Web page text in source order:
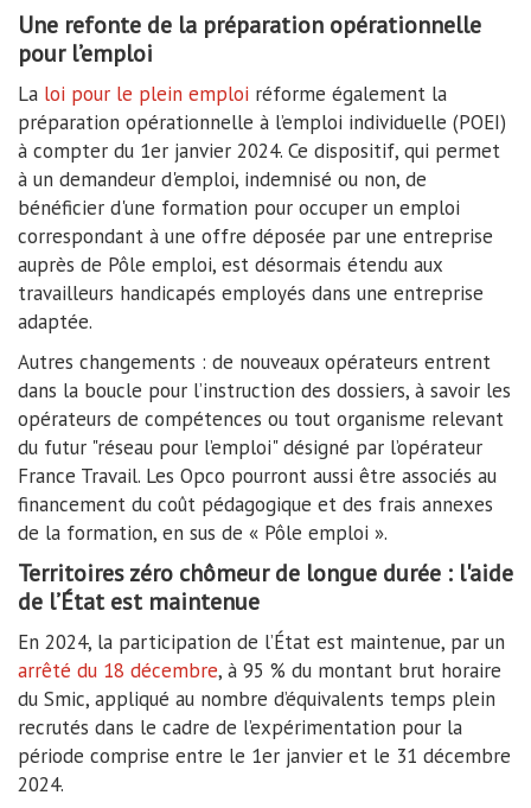
Une refonte de la préparation opérationnelle
pour l’emploi
La loi pour le plein emploi réforme également la
préparation opérationnelle à l’emploi individuelle (POEI)
à compter du 1er janvier 2024. Ce dispositif, qui permet
à un demandeur d'emploi, indemnisé ou non, de
bénéficier d'une formation pour occuper un emploi
correspondant à une offre déposée par une entreprise
auprès de Pôle emploi, est désormais étendu aux
travailleurs handicapés employés dans une entreprise
adaptée.
Autres changements : de nouveaux opérateurs entrent
dans la boucle pour l’instruction des dossiers, à savoir les
opérateurs de compétences ou tout organisme relevant
du futur "réseau pour l’emploi" désigné par l’opérateur
France Travail. Les Opco pourront aussi être associés au
financement du coût pédagogique et des frais annexes
de la formation, en sus de « Pôle emploi ».
Territoires zéro chômeur de longue durée : l'aide
de l’État est maintenue
En 2024, la participation de l’État est maintenue, par un
arrêté du 18 décembre, à 95 % du montant brut horaire
du Smic, appliqué au nombre d’équivalents temps plein
recrutés dans le cadre de l’expérimentation pour la
période comprise entre le 1er janvier et le 31 décembre
2024.